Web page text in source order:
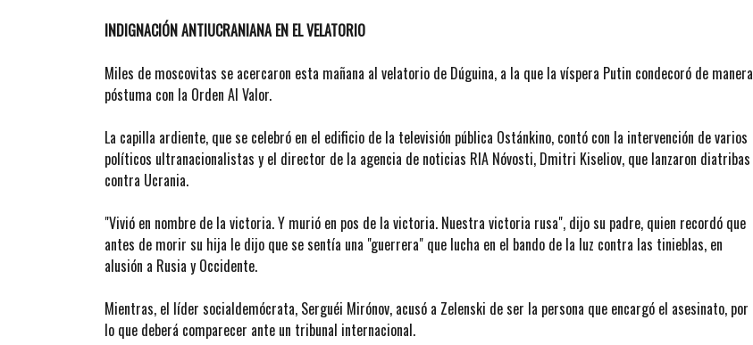
INDIGNACIÓN ANTIUCRANIANA EN EL VELATORIO
Miles de moscovitas se acercaron esta mañana al velatorio de Dúguina, a la que la víspera Putin condecoró de manera
póstuma con la Orden Al Valor.
La capilla ardiente, que se celebró en el edificio de la televisión pública Ostánkino, contó con la intervención de varios
políticos ultranacionalistas y el director de la agencia de noticias RIA Nóvosti, Dmitri Kiseliov, que lanzaron diatribas
contra Ucrania.
"Vivió en nombre de la victoria. Y murió en pos de la victoria. Nuestra victoria rusa", dijo su padre, quien recordó que
antes de morir su hija le dijo que se sentía una "guerrera" que lucha en el bando de la luz contra las tinieblas, en
alusión a Rusia y Occidente.
Mientras, el líder socialdemócrata, Serguéi Mirónov, acusó a Zelenski de ser la persona que encargó el asesinato, por
lo que deberá comparecer ante un tribunal internacional.